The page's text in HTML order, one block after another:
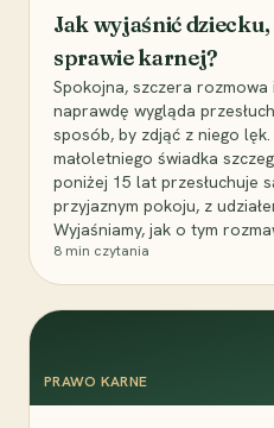
Jak wyjaśnić
sprawie karnej?
Spokojna, szczera rozmowa
naprawdę wygląda
sposób, by zdjąć z niego
małoletniego świadka
poniżej 15 lat przesłuchuje
przyjaznym pokoju, z
Wyjaśniamy, jak o tym
8 min czytania
PRAWO KARNE